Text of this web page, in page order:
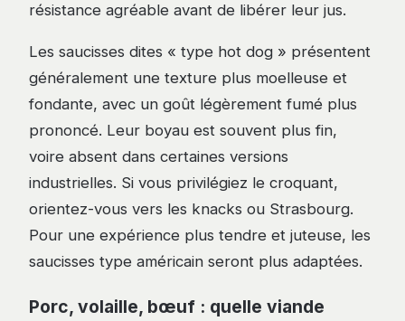
résistance agréable avant de libérer leur jus.
Les saucisses dites « type hot dog » présentent
généralement une texture plus moelleuse et
fondante, avec un goût légèrement fumé plus
prononcé. Leur boyau est souvent plus fin,
voire absent dans certaines versions
industrielles. Si vous privilégiez le croquant,
orientez-vous vers les knacks ou Strasbourg.
Pour une expérience plus tendre et juteuse, les
saucisses type américain seront plus adaptées.
Porc, volaille, bœuf : quelle viande